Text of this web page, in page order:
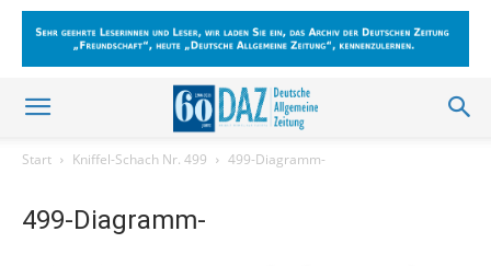
Start Kniffel-Schach Nr. 499 499-Diagramm-
499-Diagramm-